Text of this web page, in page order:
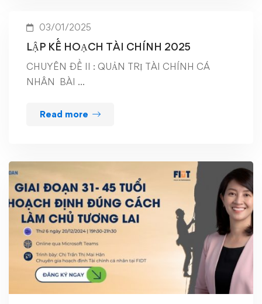
03/01/2025
LẬP KẾ HOẠCH TÀI CHÍNH 2025
CHUYÊN ĐỀ II : QUẢN TRỊ TÀI CHÍNH CÁ
NHÂN BÀI …
Read more